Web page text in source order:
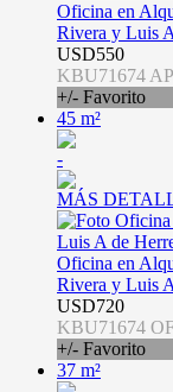
Oficina en
Rivera y Luis
USD550
KBU71674
+/- Favorito
45 m²
-
MÁS
Oficina en
Rivera y Luis
USD720
KBU71674
+/- Favorito
37 m²